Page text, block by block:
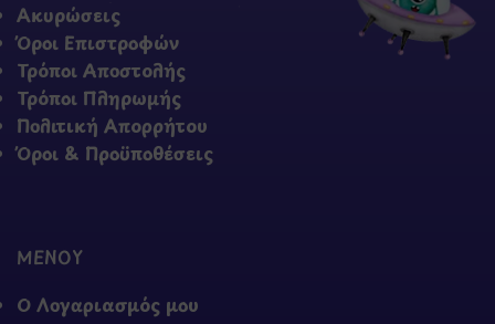
Ακυρώσεις
Όροι Επιστροφών
Τρόποι Αποστολής
Τρόποι Πληρωμής
Πολιτική Απορρήτου
Όροι & Προϋποθέσεις
ΜΕΝΟΥ
Ο Λογαριασμός μου